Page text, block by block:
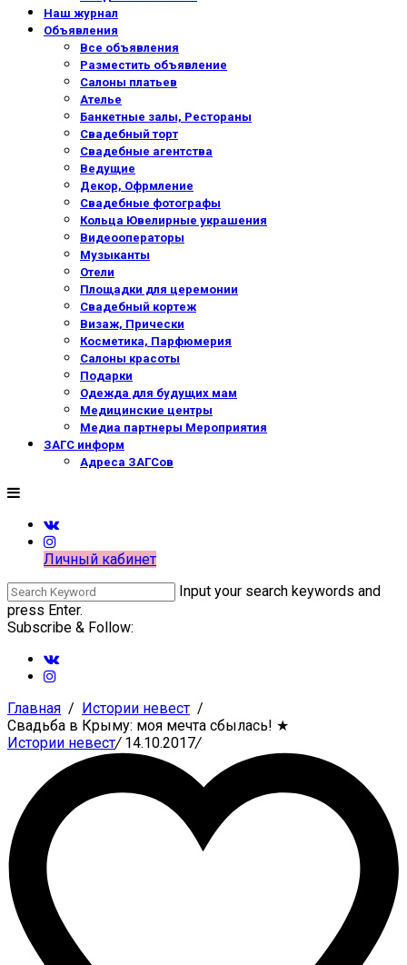
Наш журнал
Объявления
Все объявления
Разместить объявление
Салоны платьев
Ателье
Банкетные залы, Рестораны
Свадебный торт
Свадебные агентства
Ведущие
Декор, Офрмление
Свадебные фотографы
Кольца Ювелирные украшения
Видеооператоры
Музыканты
Отели
Площадки для церемонии
Свадебный кортеж
Визаж, Прически
Косметика, Парфюмерия
Салоны красоты
Подарки
Одежда для будущих мам
Медицинские центры
Медиа партнеры Мероприятия
ЗАГС информ
Адреса ЗАГСов
Личный кабинет
Input your search keywords and
press Enter.
Subscribe & Follow:
Главная
Истории невест
Свадьба в Крыму: моя мечта сбылась! ★
Истории невест/ 14.10.2017/